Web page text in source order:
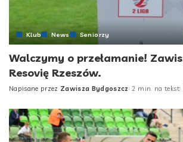
Klub News Seniorzy
Walczymy o przełamanie!
Resovię Rzeszów.
Posted
Napisane przez Zawisza Bydgoszcz 2 min. na tekst